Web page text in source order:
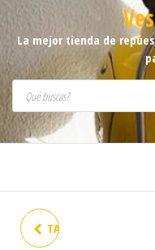
La mejor tienda de
Búsqueda de productos
TAMBOR TRASERO VESPA